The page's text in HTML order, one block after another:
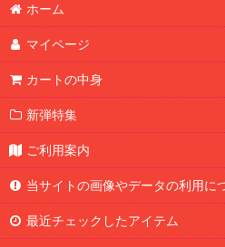
ホーム
マイページ
カートの中身
新弾特集
ご利用案内
当サイトの画像やデータの利用に
最近チェックしたアイテム